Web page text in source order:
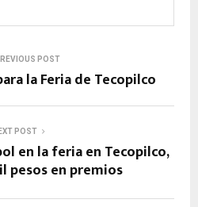
POST
la Feria de Tecopilco
POST
en la feria en Tecopilco,
pesos en premios